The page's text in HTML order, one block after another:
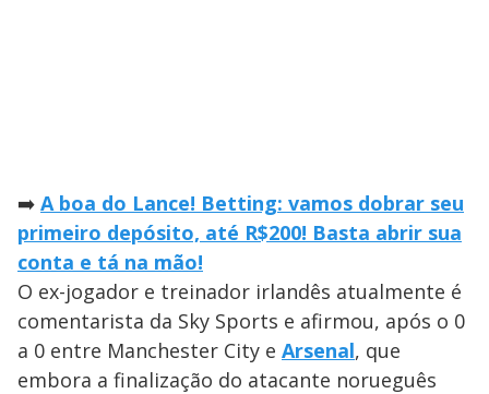
➡️ A boa do Lance! Betting: vamos dobrar seu
primeiro depósito, até R$200! Basta abrir sua
conta e tá na mão!
O ex-jogador e treinador irlandês atualmente é
comentarista da Sky Sports e afirmou, após o 0
a 0 entre Manchester City e Arsenal, que
embora a finalização do atacante norueguês